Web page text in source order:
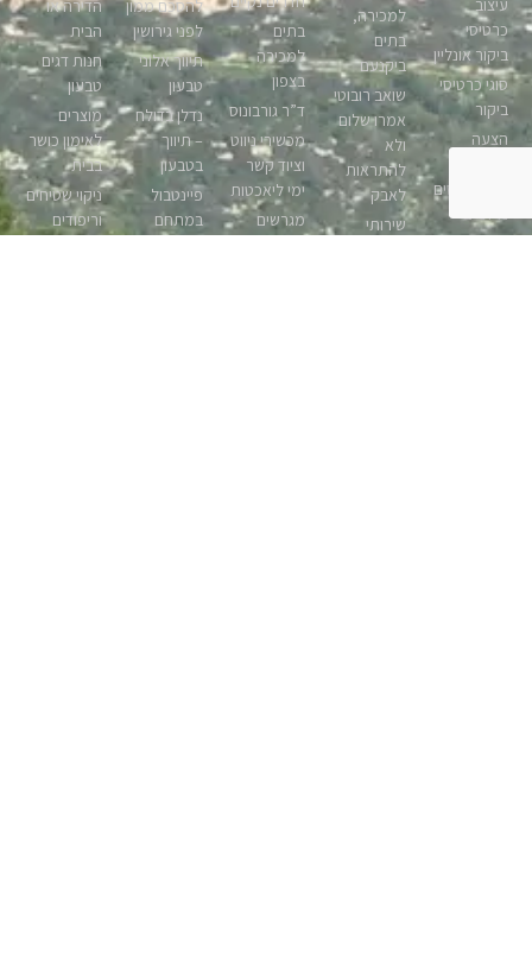
עיצוב
כרטיסי
ביקור אונליין
סוגי כרטיסי
ביקור
הצעה
יזמות נכסים
נדלניים
למכירה,
בתים
ביקנעם
שואב רובוטי
אמרו שלום
ולא
להתראות
לאבק
שירותי
בתים
למכירה
בצפון
ד”ר גורבונוס
מכשירי ניווט
וציוד קשר
ימי ליאכטות
מגרשים
להסכם ממון
לפני גירושין
תיווך אלוני
טבעון
נדלן בדולח
– תיווך
בטבעון
פיינטבול
במתחם
הדירה או
הבית
חנות דגים
טבעון
מוצרים
לאימון כושר
בבית
ניקוי שטיחים
וריפודים